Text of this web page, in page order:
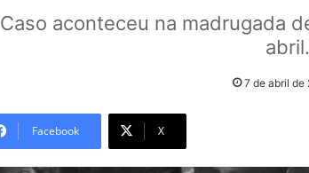
Caso aconteceu na madrugada
abril.
7 de abril de
Facebook X